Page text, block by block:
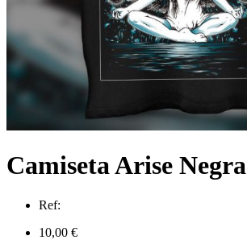
Camiseta Arise Negra
Ref:
10,00 €